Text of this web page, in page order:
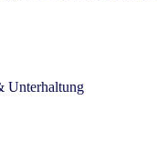
Unterhaltung